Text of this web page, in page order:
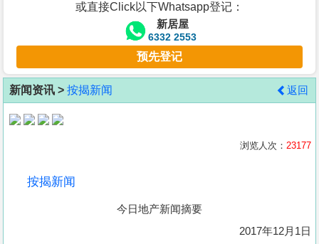
客
地
产
或直接Click以下Whatsapp登记：
新居屋
6332 2553
预先登记
新闻资讯 > 按揭新闻 返回
浏览人次： 23177
按揭新闻
今日地产新闻摘要
2017年12月1日